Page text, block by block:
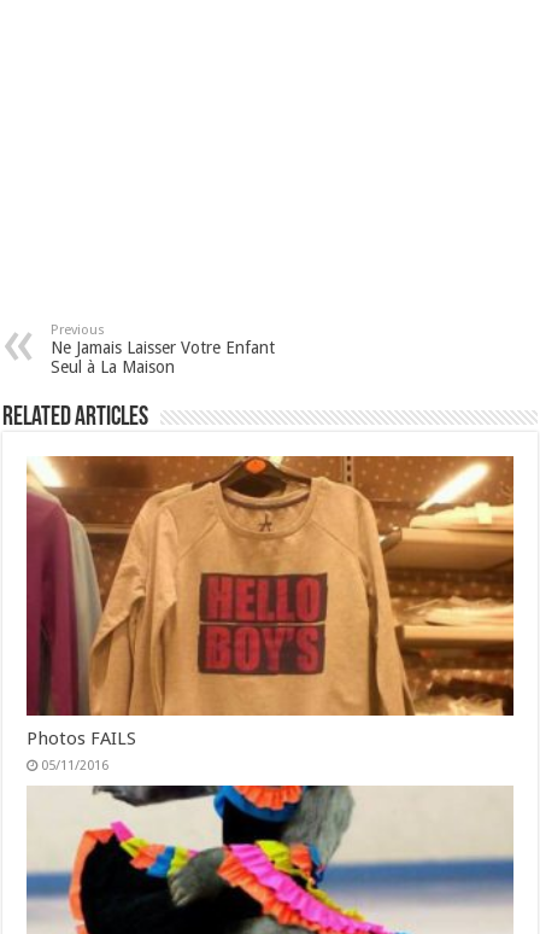
Previous
Ne Jamais Laisser Votre Enfant
Seul à La Maison
Related Articles
Photos FAILS
05/11/2016